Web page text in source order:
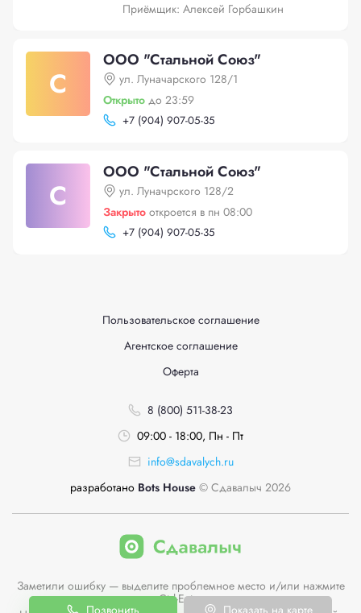
Позвонить Показать на карте
Приёмщик: Алексей Горбашкин
С
ООО "Стальной Союз"
ул. Луначарского 128/1
Открыто до 23:59
+7 (904) 907-05-35
С
ООО "Стальной Союз"
ул. Луначрского 128/2
Закрыто откроется в пн 08:00
+7 (904) 907-05-35
Пользовательское соглашение
Агентское соглашение
Оферта
8 (800) 511-38-23
09:00 - 18:00, Пн - Пт
info@sdavalych.ru
разработано Bots House © Сдавалыч 2026
Заметили ошибку — выделите проблемное место и/или нажмите
Ctrl-Enter